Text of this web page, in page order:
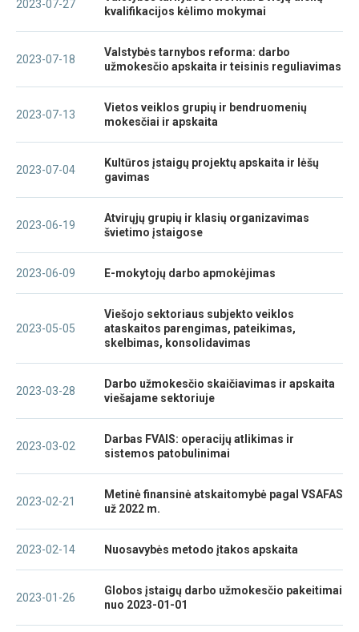
2023-07-27
kvalifikacijos kėlimo mokymai
2023-07-18
Valstybės tarnybos reforma: darbo
užmokesčio apskaita ir teisinis reguliavimas
2023-07-13
Vietos veiklos grupių ir bendruomenių
mokesčiai ir apskaita
2023-07-04
Kultūros įstaigų projektų apskaita ir lėšų
gavimas
2023-06-19
Atvirųjų grupių ir klasių organizavimas
švietimo įstaigose
2023-06-09 E-mokytojų darbo apmokėjimas
2023-05-05
Viešojo sektoriaus subjekto veiklos
ataskaitos parengimas, pateikimas,
skelbimas, konsolidavimas
2023-03-28
Darbo užmokesčio skaičiavimas ir apskaita
viešajame sektoriuje
2023-03-02
Darbas FVAIS: operacijų atlikimas ir
sistemos patobulinimai
2023-02-21
Metinė finansinė atskaitomybė pagal VSAFAS
už 2022 m.
2023-02-14 Nuosavybės metodo įtakos apskaita
2023-01-26
Globos įstaigų darbo užmokesčio pakeitimai
nuo 2023-01-01